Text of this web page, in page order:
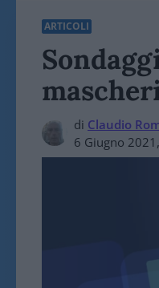
ARTICOLI
di Claudio
6 Giugno